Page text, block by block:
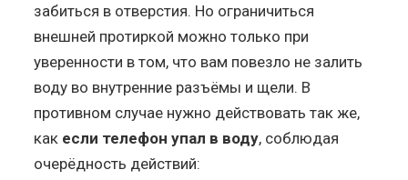
забиться в отверстия. Но ограничиться
внешней протиркой можно только при
уверенности в том, что вам повезло не залить
воду во внутренние разъёмы и щели. В
противном случае нужно действовать так же,
как если телефон упал в воду, соблюдая
очерёдность действий: